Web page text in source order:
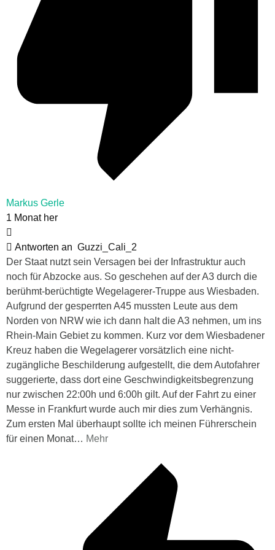
Markus Gerle
1 Monat her
Antworten an Guzzi_Cali_2
Der Staat nutzt sein Versagen bei der Infrastruktur auch
noch für Abzocke aus. So geschehen auf der A3 durch die
berühmt-berüchtigte Wegelagerer-Truppe aus Wiesbaden.
Aufgrund der gesperrten A45 mussten Leute aus dem
Norden von NRW wie ich dann halt die A3 nehmen, um ins
Rhein-Main Gebiet zu kommen. Kurz vor dem Wiesbadener
Kreuz haben die Wegelagerer vorsätzlich eine nicht-
zugängliche Beschilderung aufgestellt, die dem Autofahrer
suggerierte, dass dort eine Geschwindigkeitsbegrenzung
nur zwischen 22:00h und 6:00h gilt. Auf der Fahrt zu einer
Messe in Frankfurt wurde auch mir dies zum Verhängnis.
Zum ersten Mal überhaupt sollte ich meinen Führerschein
für einen Monat… Mehr